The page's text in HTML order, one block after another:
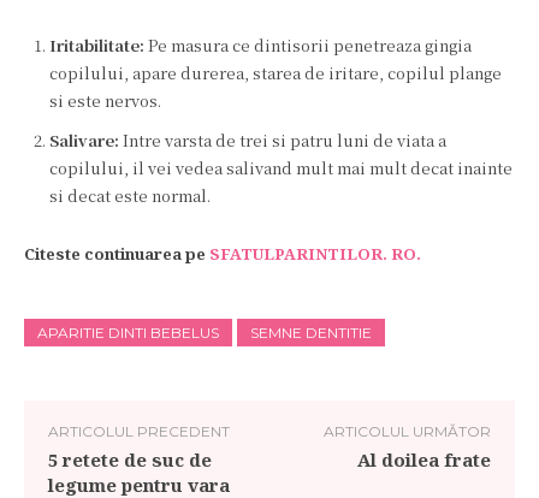
Iritabilitate: Pe masura ce dintisorii penetreaza gingia
copilului, apare durerea, starea de iritare, copilul plange
si este nervos.
Salivare: Intre varsta de trei si patru luni de viata a
copilului, il vei vedea salivand mult mai mult decat inainte
si decat este normal.
Citeste continuarea pe SFATULPARINTILOR. RO.
APARITIE DINTI BEBELUS SEMNE DENTITIE
ARTICOLUL PRECEDENT
5 retete de suc de
legume pentru vara
ARTICOLUL URMĂTOR
Al doilea frate